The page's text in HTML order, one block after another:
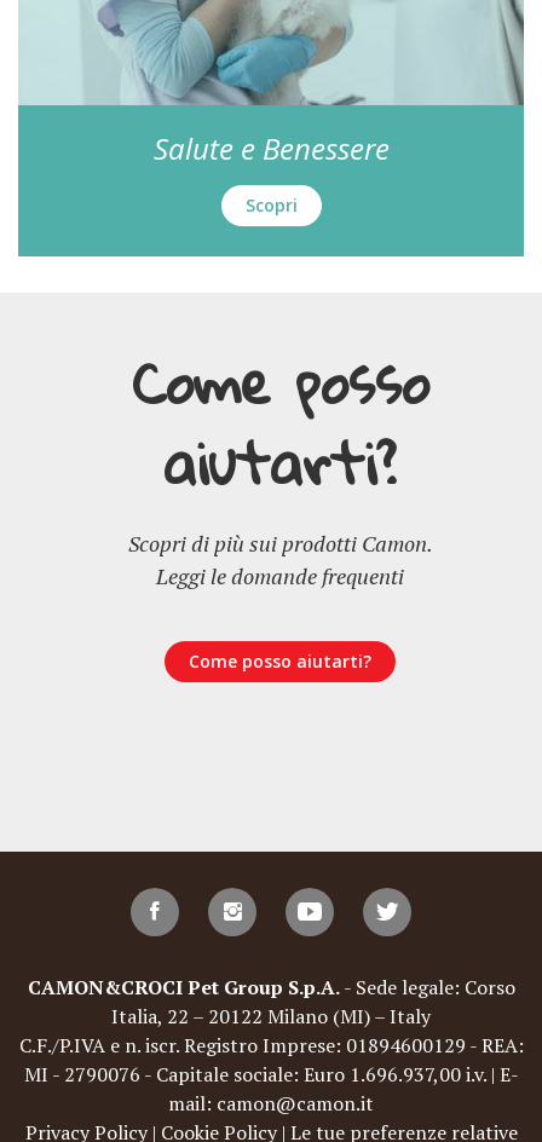
Salute e Benessere
Scopri
Come posso
aiutarti?
Scopri di più sui prodotti Camon.
Leggi le domande frequenti
Come posso aiutarti?
CAMON&CROCI Pet Group S.p.A.- Sede legale: Corso
Italia, 22 – 20122 Milano (MI) – Italy
C.F./P.IVA e n. iscr. Registro Imprese: 01894600129 - REA:
MI - 2790076 - Capitale sociale: Euro 1.696.937,00 i.v. | E-
mail: camon@camon.it
Privacy Policy| Cookie Policy| Le tue preferenze relative